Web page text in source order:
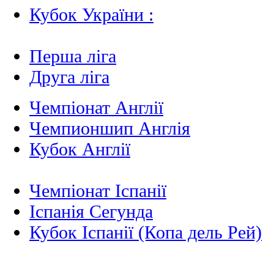
Кубок України :
Перша ліга
Друга ліга
Чемпіонат Англії
Чемпионшип Англія
Кубок Англії
Чемпіонат Іспанії
Іспанія Сегунда
Кубок Іспанії (Копа дель Рей)